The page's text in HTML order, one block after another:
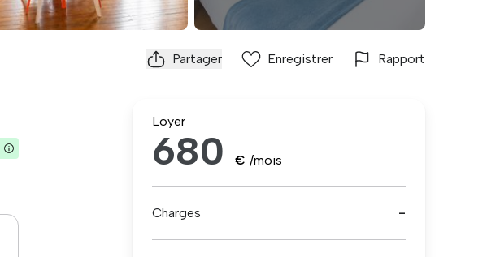
Partager Enregistrer Rapport
Loyer
680 € /mois
Charges -